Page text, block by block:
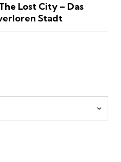
Lost City – Das
Stadt